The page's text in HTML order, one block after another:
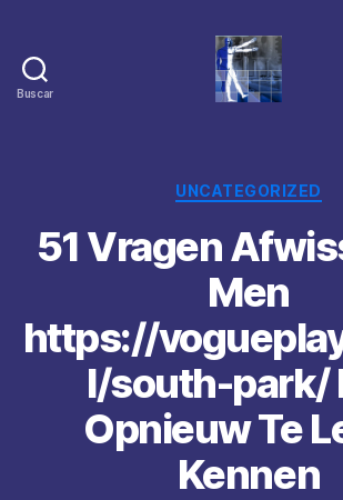
Buscar
Categorías
UNCATEGORIZED
51 Vragen
Men
https://
l/south-park/
Opnieuw Te
Kennen